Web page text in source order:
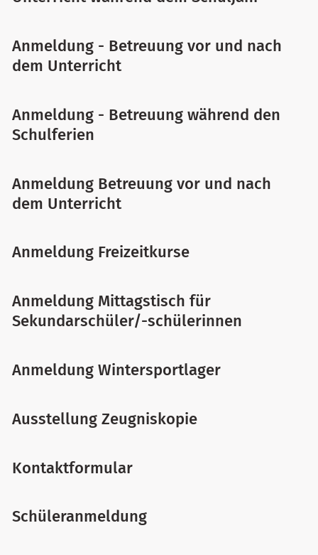
Anmeldung - Betreuung vor und nach
dem Unterricht
Anmeldung - Betreuung während den
Schulferien
Anmeldung Betreuung vor und nach
dem Unterricht
Anmeldung Freizeitkurse
Anmeldung Mittagstisch für
Sekundarschüler/-schülerinnen
Anmeldung Wintersportlager
Ausstellung Zeugniskopie
Kontaktformular
Schüleranmeldung